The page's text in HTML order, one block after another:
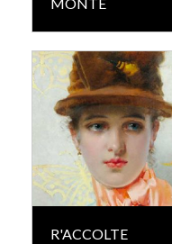
MONTE
R'ACCOLTE